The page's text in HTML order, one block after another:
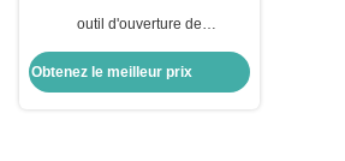
outil d'ouverture de
serrurerie lame de verrouillage
outils de cueillette pour ABUS
Obtenez le meilleur prix